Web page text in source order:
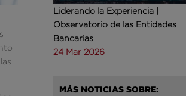
Liderando la Experiencia |
Observatorio de las Entidades
Bancarias
24 Mar 2026
MÁS NOTICIAS SOBRE: